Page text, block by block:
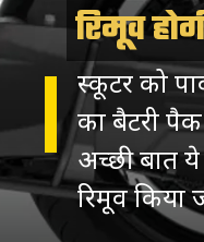
रिमूव
स्कूटर को
का बैटरी
अच्छी बात
रिमूव